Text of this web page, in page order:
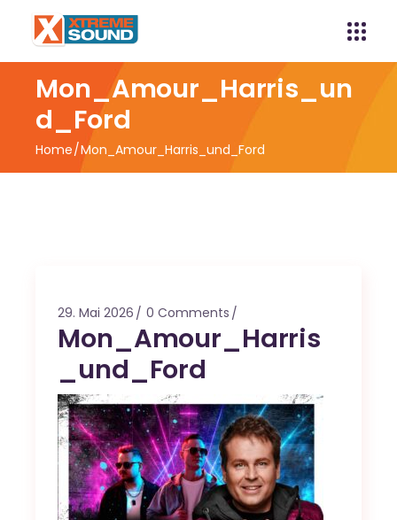
Mon_Amour_Harris_un
d_Ford
Home Mon_Amour_Harris_und_Ford
29. Mai 2026 0 Comments
Mon_Amour_Harris
_und_Ford